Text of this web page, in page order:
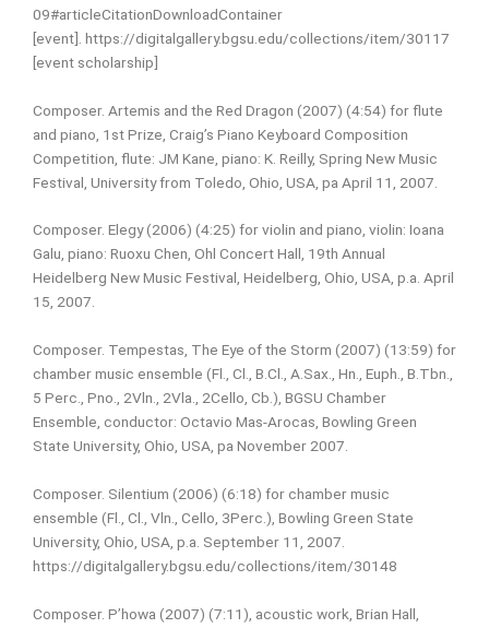
09#articleCitationDownloadContainer
[event]. https://digitalgallery.bgsu.edu/collections/item/30117
[event scholarship]
Composer. Artemis and the Red Dragon (2007) (4:54) for flute
and piano, 1st Prize, Craig’s Piano Keyboard Composition
Competition, flute: JM Kane, piano: K. Reilly, Spring New Music
Festival, University from Toledo, Ohio, USA, pa April 11, 2007.
Composer. Elegy (2006) (4:25) for violin and piano, violin: Ioana
Galu, piano: Ruoxu Chen, Ohl Concert Hall, 19th Annual
Heidelberg New Music Festival, Heidelberg, Ohio, USA, p.a. April
15, 2007.
Composer. Tempestas, The Eye of the Storm (2007) (13:59) for
chamber music ensemble (Fl., Cl., B.Cl., A.Sax., Hn., Euph., B.Tbn.,
5 Perc., Pno., 2Vln., 2Vla., 2Cello, Cb.), BGSU Chamber
Ensemble, conductor: Octavio Mas-Arocas, Bowling Green
State University, Ohio, USA, pa November 2007.
Composer. Silentium (2006) (6:18) for chamber music
ensemble (Fl., Cl., Vln., Cello, 3Perc.), Bowling Green State
University, Ohio, USA, p.a. September 11, 2007.
https://digitalgallery.bgsu.edu/collections/item/30148
Composer. P’howa (2007) (7:11), acoustic work, Brian Hall,